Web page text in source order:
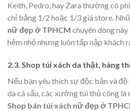
Keith, Pedro, hay Zara thường có
chỉ bằng 1/2 hoặc 1/3 giá store.
nữ đẹp ở TPHCM chuyên dòng
hẻm nhỏ nhưng luôn tấp nập khách
2.3. Shop túi xách da thật, hàng
Nếu bạn yêu thích sự độc bản và
da cá sấu, các xưởng túi thủ công
Shop bán túi xách nữ đẹp ở